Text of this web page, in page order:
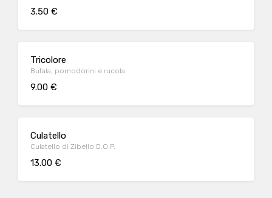
3.50 €
Tricolore
Bufala, pomodorini e rucola
9.00 €
Culatello
Culatello di Zibello D.O.P.
13.00 €